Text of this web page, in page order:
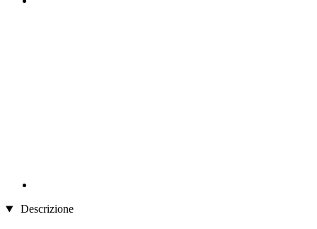
Descrizione